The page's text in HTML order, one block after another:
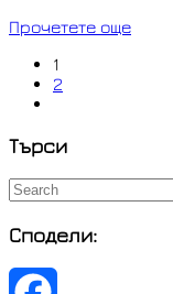
Прочетете още
1
2
Търси
Сподели: